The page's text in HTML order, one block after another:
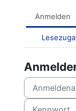
Anmelden
Anmeldename
Kennwort